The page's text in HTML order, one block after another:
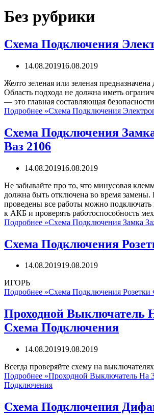
Без рубрики
Схема Подключения
14.08.201916.08.2019
Желто зеленая или зеленая предназначена
Область подхода не должна иметь
— это главная составляющая
Подробнее »Схема Подключения
Схема Подключения
Ваз 2106
14.08.201916.08.2019
Не забывайте про то, что минусовая
должна быть отключена во время замены.
проведены все работы можно
к АКБ и проверять работоспособность
Подробнее »Схема Подключения Замка
Схема Подключения
14.08.201919.08.2019
ИГОРЬ
Подробнее »Схема Подключения Розетки
Проходной Выключатель
Схема Подключения
14.08.201919.08.2019
Всегда проверяйте схему на
Подробнее »Проходной Выключатель На
Подключения
Схема Подключения